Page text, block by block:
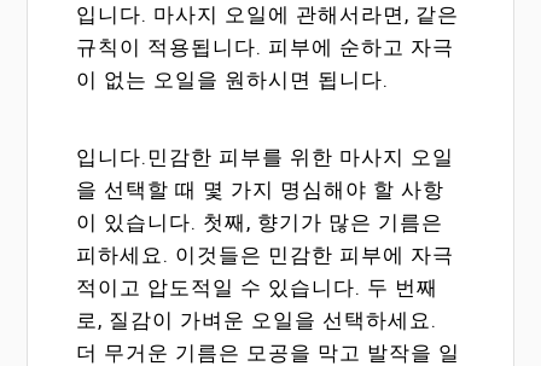
입니다. 마사지 오일에 관해서라면, 같은
규칙이 적용됩니다. 피부에 순하고 자극
이 없는 오일을 원하시면 됩니다.
입니다.민감한 피부를 위한 마사지 오일
을 선택할 때 몇 가지 명심해야 할 사항
이 있습니다. 첫째, 향기가 많은 기름은
피하세요. 이것들은 민감한 피부에 자극
적이고 압도적일 수 있습니다. 두 번째
로, 질감이 가벼운 오일을 선택하세요.
더 무거운 기름은 모공을 막고 발작을 일